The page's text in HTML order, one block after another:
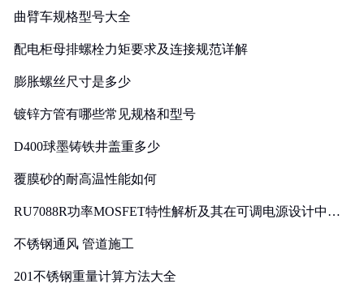
曲臂车规格型号大全
配电柜母排螺栓力矩要求及连接规范详解
膨胀螺丝尺寸是多少
镀锌方管有哪些常见规格和型号
D400球墨铸铁井盖重多少
覆膜砂的耐高温性能如何
RU7088R功率MOSFET特性解析及其在可调电源设计中的
不锈钢通风 管道施工
201不锈钢重量计算方法大全